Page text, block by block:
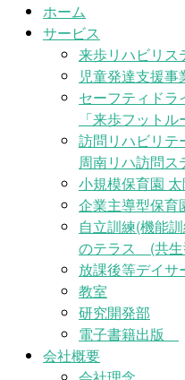
ホーム
サービス
来歩リハビリス
児童発達支援
セーフティド
「来歩フットル
訪問リハビリ
周南リハ訪問ス
小規模保育園
企業主導型保育
自立訓練(機能
のテラス (共生
放課後等デイ
教室
研究開発部
電子書籍出版
会社概要